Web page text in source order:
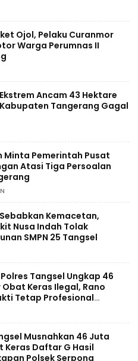
Ojol, Pelaku Curanmor
Warga Perumnas II
Ancam 43 Hektare
Tangerang Gagal
Minta Pemerintah Pusat
Atasi Tiga Persoalan
Kemacetan,
Nusa Indah Tolak
SMPN 25 Tangsel
Tangsel Ungkap 46
Keras Ilegal, Rano
Tetap Profesional
Musnahkan 46 Juta
Keras Daftar G Hasil
Polsek Serpong